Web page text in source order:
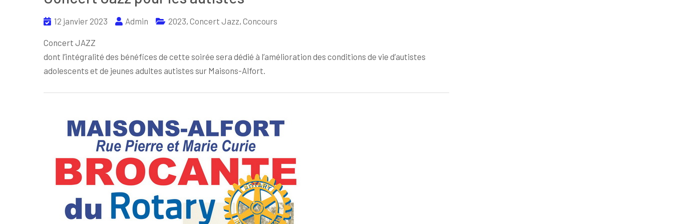
12 janvier 2023 Admin 2023, Concert Jazz, Concours
Concert JAZZ
dont l’intégralité des bénéfices de cette soirée sera dédié à l’amélioration des conditions de vie d’autistes
adolescents et de jeunes adultes autistes sur Maisons-Alfort.